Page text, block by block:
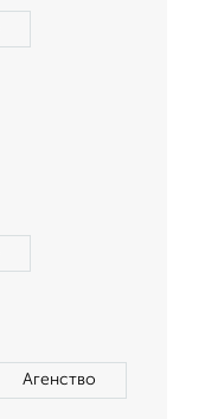
Агенство